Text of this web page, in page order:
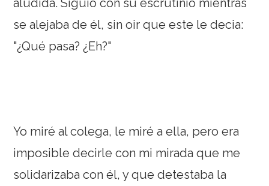
aludida. Siguió con su escrutinio mientras
se alejaba de él, sin oir que este le decia:
"¿Qué pasa? ¿Eh?"
Yo miré al colega, le miré a ella, pero era
imposible decirle con mi mirada que me
solidarizaba con él, y que detestaba la